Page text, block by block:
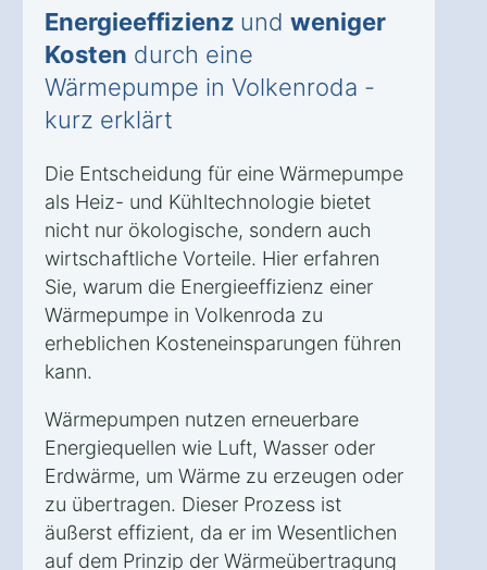
Energieeffizienz und weniger
Kosten durch eine
Wärmepumpe in Volkenroda -
kurz erklärt
Die Entscheidung für eine Wärmepumpe
als Heiz- und Kühltechnologie bietet
nicht nur ökologische, sondern auch
wirtschaftliche Vorteile. Hier erfahren
Sie, warum die Energieeffizienz einer
Wärmepumpe in Volkenroda zu
erheblichen Kosteneinsparungen führen
kann.
Wärmepumpen nutzen erneuerbare
Energiequellen wie Luft, Wasser oder
Erdwärme, um Wärme zu erzeugen oder
zu übertragen. Dieser Prozess ist
äußerst effizient, da er im Wesentlichen
auf dem Prinzip der Wärmeübertragung